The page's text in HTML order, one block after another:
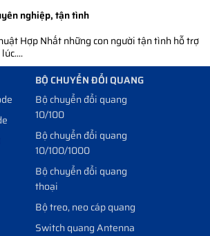
nghiệp, tận tình
Hợp Nhất những con người tận tình hỗ trợ
BỘ CHUYỂN ĐỔI QUANG
Bộ chuyển đổi quang
10/100
Bộ chuyển đổi quang
10/100/1000
Bộ chuyển đổi quang
thoại
Bộ treo, neo cáp quang
Switch quang Antenna